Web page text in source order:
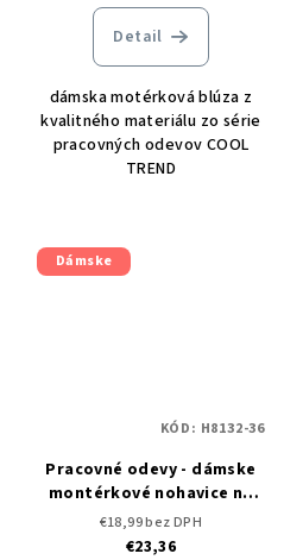
Detail
dámska motérková blúza z
kvalitného materiálu zo série
pracovných odevov COOL
TREND
Dámske
Pracovné odevy - dámske
montérkové nohavice na
traky ARDON COOL TREND
€18,99 bez DPH
€23,36
KÓD: H8132-36